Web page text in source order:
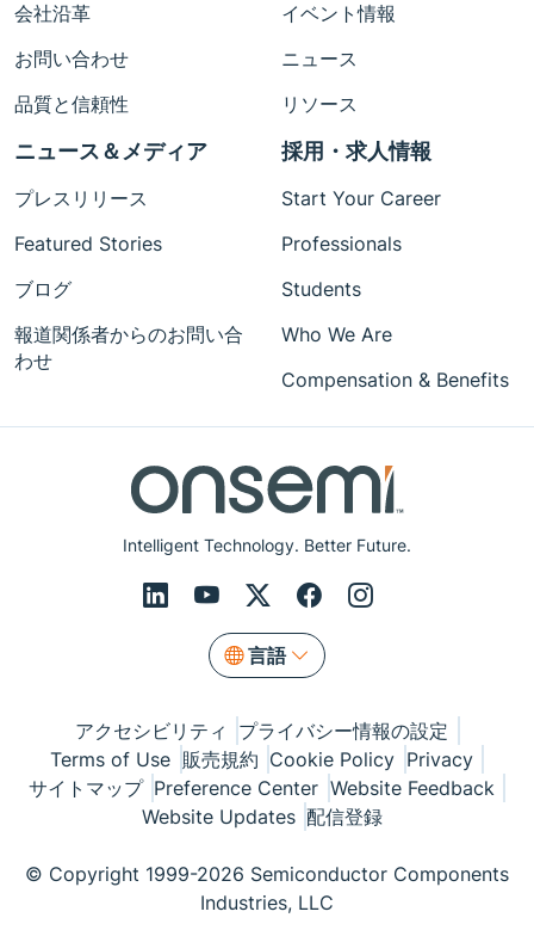
Intelligent Technology. Better Future.
言語
会社沿革
お問い合わせ
品質と信頼性
イベント情報
ニュース
リソース
ニュース＆メディア
プレスリリース
Featured Stories
ブログ
報道関係者からのお問い合
わせ
採用・求人情報
Start Your Career
Professionals
Students
Who We Are
Compensation & Benefits
アクセシビリティ
プライバシー情報の設定
Terms of Use 販売規約 Cookie Policy Privacy
サイトマップ Preference Center Website Feedback
Website Updates 配信登録
© Copyright 1999-2026 Semiconductor Components
Industries, LLC